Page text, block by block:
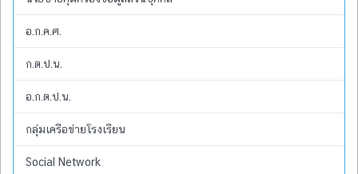
อ.ก.ค.ศ.
ก.ต.ป.น.
อ.ก.ต.ป.น.
กลุ่มเครือข่ายโรงเรียน
Social Network